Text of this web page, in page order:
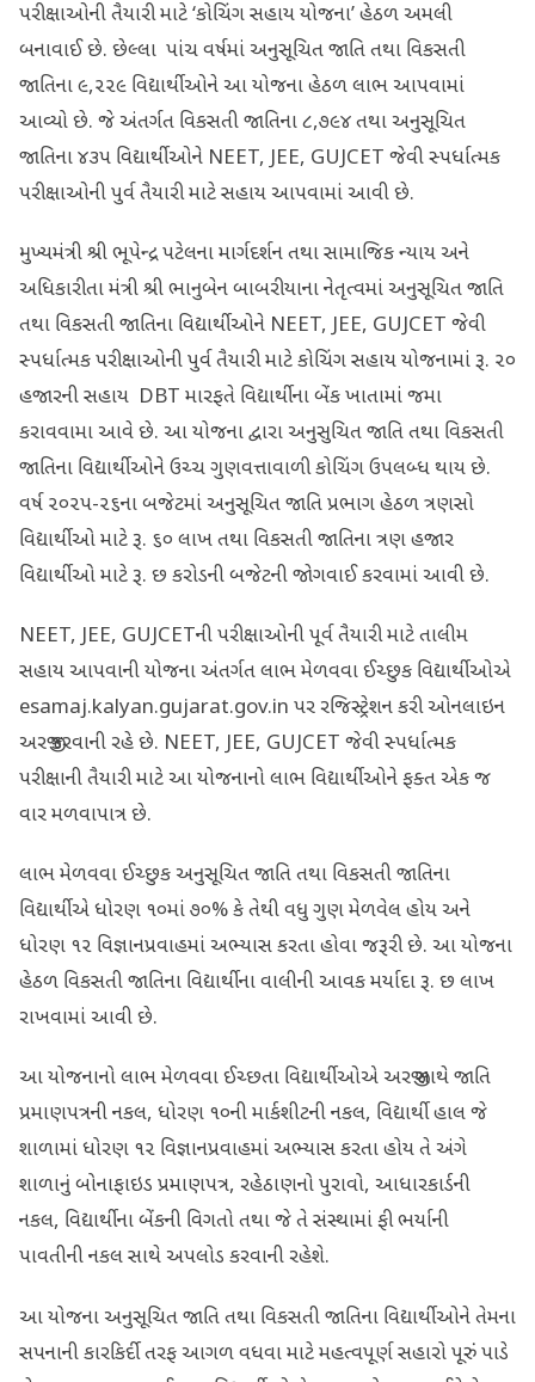
પરીક્ષાઓની તૈયારી માટે ‘કોચિંગ સહાય યોજના’ હેઠળ અમલી
બનાવાઈ છે. છેલ્લા પાંચ વર્ષમાં અનુસૂચિત જાતિ તથા વિકસતી
જાતિના ૯,૨૨૯ વિદ્યાર્થીઓને આ યોજના હેઠળ લાભ આપવામાં
આવ્યો છે. જે અંતર્ગત વિકસતી જાતિના ૮,૭૯૪ તથા અનુસૂચિત
જાતિના ૪૩૫ વિદ્યાર્થીઓને NEET, JEE, GUJCET જેવી સ્પર્ધાત્મક
પરીક્ષાઓની પુર્વ તૈયારી માટે સહાય આપવામાં આવી છે.
મુખ્યમંત્રી શ્રી ભૂપેન્દ્ર પટેલના માર્ગદર્શન તથા સામાજિક ન્યાય અને
અધિકારીતા મંત્રી શ્રી ભાનુબેન બાબરીયાના નેતૃત્વમાં અનુસૂચિત જાતિ
તથા વિકસતી જાતિના વિદ્યાર્થીઓને NEET, JEE, GUJCET જેવી
સ્પર્ધાત્મક પરીક્ષાઓની પુર્વ તૈયારી માટે કોચિંગ સહાય યોજનામાં રૂ. ૨૦
હજારની સહાય DBT મારફતે વિદ્યાર્થીના બેંક ખાતામાં જમા
કરાવવામા આવે છે. આ યોજના દ્વારા અનુસુચિત જાતિ તથા વિકસતી
જાતિના વિદ્યાર્થીઓને ઉચ્ચ ગુણવત્તાવાળી કોચિંગ ઉપલબ્ધ થાય છે.
વર્ષ ૨૦૨૫-૨૬ના બજેટમાં અનુસૂચિત જાતિ પ્રભાગ હેઠળ ત્રણસો
વિદ્યાર્થીઓ માટે રૂ. ૬૦ લાખ તથા વિકસતી જાતિના ત્રણ હજાર
વિદ્યાર્થીઓ માટે રૂ. છ કરોડની બજેટની જોગવાઈ કરવામાં આવી છે.
NEET, JEE, GUJCETની પરીક્ષાઓની પૂર્વ તૈયારી માટે તાલીમ
સહાય આપવાની યોજના અંતર્ગત લાભ મેળવવા ઈચ્છુક વિદ્યાર્થીઓએ
esamaj.kalyan.gujarat.gov.in પર રજિસ્ટ્રેશન કરી ઓનલાઇન
અરજી કરવાની રહે છે. NEET, JEE, GUJCET જેવી સ્પર્ધાત્મક
પરીક્ષાની તૈયારી માટે આ યોજનાનો લાભ વિદ્યાર્થીઓને ફક્ત એક જ
વાર મળવાપાત્ર છે.
લાભ મેળવવા ઈચ્છુક અનુસૂચિત જાતિ તથા વિકસતી જાતિના
વિદ્યાર્થીએ ધોરણ ૧૦માં ૭૦% કે તેથી વધુ ગુણ મેળવેલ હોય અને
ધોરણ ૧૨ વિજ્ઞાનપ્રવાહમાં અભ્યાસ કરતા હોવા જરૂરી છે. આ યોજના
હેઠળ વિકસતી જાતિના વિદ્યાર્થીના વાલીની આવક મર્યાદા રૂ. છ લાખ
રાખવામાં આવી છે.
આ યોજનાનો લાભ મેળવવા ઈચ્છતા વિદ્યાર્થીઓએ અરજી સાથે જાતિ
પ્રમાણપત્રની નકલ, ધોરણ ૧૦ની માર્કશીટની નકલ, વિદ્યાર્થી હાલ જે
શાળામાં ધોરણ ૧૨ વિજ્ઞાનપ્રવાહમાં અભ્યાસ કરતા હોય તે અંગે
શાળાનું બોનાફાઇડ પ્રમાણપત્ર, રહેઠાણનો પુરાવો, આધારકાર્ડની
નકલ, વિદ્યાર્થીના બેંકની વિગતો તથા જે તે સંસ્થામાં ફી ભર્યાની
પાવતીની નકલ સાથે અપલોડ કરવાની રહેશે.
આ યોજના અનુસૂચિત જાતિ તથા વિકસતી જાતિના વિદ્યાર્થીઓને તેમના
સપનાની કારકિર્દી તરફ આગળ વધવા માટે મહત્વપૂર્ણ સહારો પૂરું પાડે